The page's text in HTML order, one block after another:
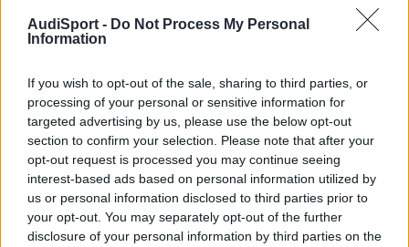
AudiSport - Do Not Process My Personal
Information
If you wish to opt-out of the sale, sharing to third parties, or
processing of your personal or sensitive information for
targeted advertising by us, please use the below opt-out
section to confirm your selection. Please note that after your
opt-out request is processed you may continue seeing
interest-based ads based on personal information utilized by
us or personal information disclosed to third parties prior to
your opt-out. You may separately opt-out of the further
disclosure of your personal information by third parties on the
Bully
Publicado20 de Mayo del 2010
¿No existen adhesivos internos?
Igual se llevan las lunas en donde estén pegados.